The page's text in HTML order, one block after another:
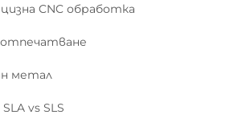
CNC обработка
отпечатване
метал
vs SLS